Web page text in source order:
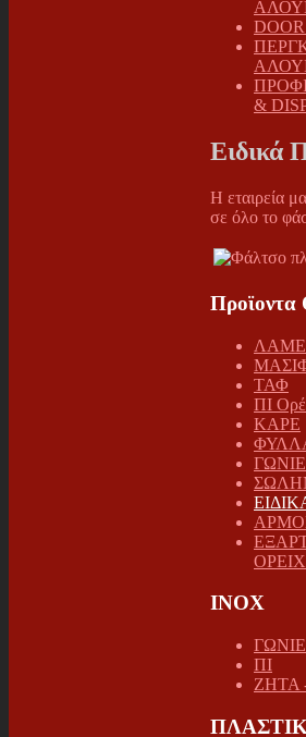
&
Ειδικά
Η εταιρεία
σε όλο το
Προϊοντα
ΤΑΦ
ΠΙ
ΚΑΡΕ
INOX
ΠΙ
ΖΗΤΑ